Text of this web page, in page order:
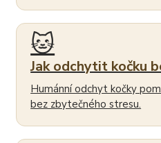
🐱
Jak odchytit kočku
Humánní odchyt kočky
bez zbytečného stresu.